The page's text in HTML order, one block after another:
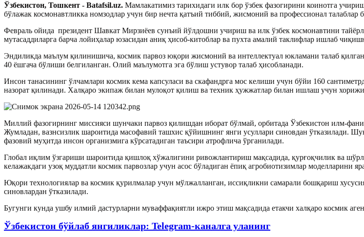
Ўзбекистон, Тошкент - Batafsil.uz. Мамлакатимиз тарихидаги илк бор ўзбек фазогирини коинотга
бўлажак космонавтликка номзодлар учун бир нечта қатъий тиббий, жисмоний ва профессионал талаблар
Февраль ойида президент Шавкат Мирзиёев сунъий йўлдошни учириш ва илк ўзбек космонавтини
мутасаддиларга барча лойиҳалар юзасидан аниқ ҳисоб-китоблар ва пухта амалий таклифлар ишлаб
Эндиликда маълум қилинишича, космик парвоз юқори жисмоний ва интеллектуал юкламани талаб
40 ёшгача бўлиши белгиланган. Олий маълумотга эга бўлиш устувор талаб ҳисобланади.
Инсон танасининг ўлчамлари космик кема капсуласи ва скафандрга мос келиши учун бўйи 160
назорат қилинади. Халқаро экипаж билан мулоқот қилиш ва техник ҳужжатлар билан ишлаш учун
Миллий фазогирнинг миссияси шунчаки парвоз қилишдан иборат бўлмай, орбитада Ўзбекистон илм-
Жумладан, вазнсизлик шароитида масофавий ташхис қўйишнинг янги усуллари синовдан ўтказилади.
фазовий муҳитда инсон организмига кўрсатадиган таъсири атрофлича ўрганилади.
Глобал иқлим ўзгариши шароитида қишлоқ хўжалигини ривожлантириш мақсадида, қурғоқчилик ва
келажакдаги узоқ муддатли космик парвозлар учун асос бўладиган ёпиқ агробиотизимлар моделларини
Юқори технологиялар ва космик қурилмалар учун мўлжалланган, иссиқликни самарали бошқариш
синовлардан ўтказилади.
Бугунги кунда ушбу илмий дастурларни муваффақиятли ижро этиш мақсадида етакчи халқаро космик
Ўзбекистон бўйлаб янгиликлар: Telegram-каналга уланинг